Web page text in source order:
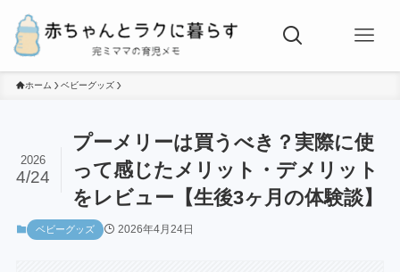
ホーム ベビーグッズ
プーメリーは買うべき？実際に使
って感じたメリット・デメリット
をレビュー【生後3ヶ月の体験談】
2026
4/24
ベビーグッズ 2026年4月24日